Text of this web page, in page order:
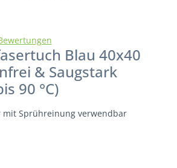
von 5 von 5 Sternen
Blau 40x40
& Saugstark
90 °C)
mit Sprühreinung verwendbar